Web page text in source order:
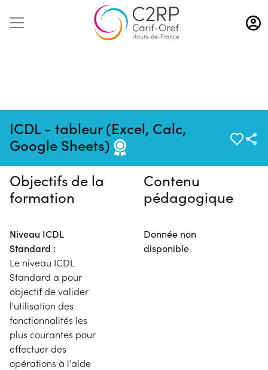
Aller
au
contenu
ICDL - tableur (Excel, Calc,
Google Sheets)
Pas de session programmée en
ce moment
Objectifs de la
formation
Niveau ICDL
Standard :
Le niveau ICDL
Standard a pour
objectif de valider
l'utilisation des
fonctionnalités les
plus courantes pour
effectuer des
opérations à l’aide
Contenu
pédagogique
Donnée non
disponible